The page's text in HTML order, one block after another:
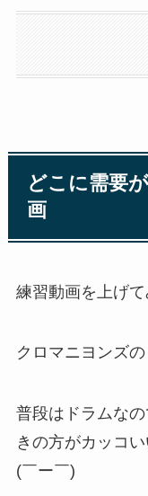
どこに需要
画
練習動画を上げ
クロマニヨンズの
普段はドラムな
きの方がカッコ
(￣ー￣)